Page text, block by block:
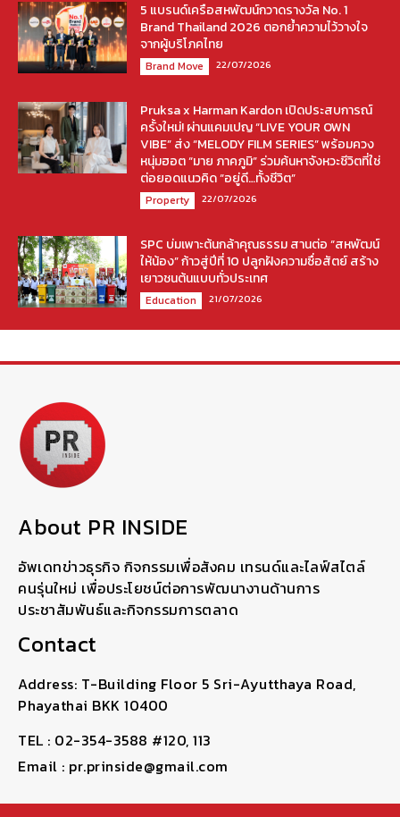
5 แบรนด์เครือสหพัฒน์กวาดรางวัล No. 1
Brand Thailand 2026 ตอกย้ำความไว้วางใจ
จากผู้บริโภคไทย
Brand Move 22/07/2026
Pruksa x Harman Kardon เปิดประสบการณ์
ครั้งใหม่! ผ่านแคมเปญ “LIVE YOUR OWN
VIBE” ส่ง “MELODY FILM SERIES” พร้อมควง
หนุ่มฮอต “มาย ภาคภูมิ” ร่วมค้นหาจังหวะชีวิตที่ใช่
ต่อยอดแนวคิด “อยู่ดี…ทั้งชีวิต”
Property 22/07/2026
SPC บ่มเพาะต้นกล้าคุณธรรม สานต่อ “สหพัฒน์
ให้น้อง” ก้าวสู่ปีที่ 10 ปลูกฝังความซื่อสัตย์ สร้าง
เยาวชนต้นแบบทั่วประเทศ
Education 21/07/2026
About PR INSIDE
อัพเดทข่าวธุรกิจ กิจกรรมเพื่อสังคม เทรนด์และไลฟ์สไตล์
คนรุ่นใหม่ เพื่อประโยชน์ต่อการพัฒนางานด้านการ
ประชาสัมพันธ์และกิจกรรมการตลาด
Contact
Address: T-Building Floor 5 Sri-Ayutthaya Road,
Phayathai BKK 10400
TEL : 02-354-3588 #120, 113
Email : pr.prinside@gmail.com